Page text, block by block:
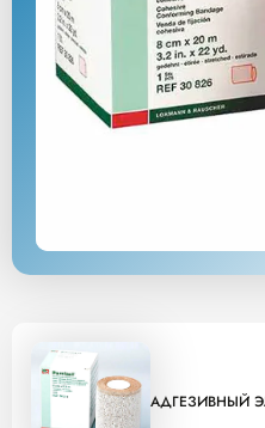
АДГЕЗИВНЫЙ